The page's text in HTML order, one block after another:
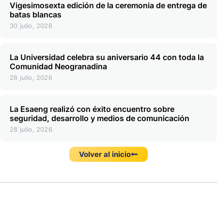
Vigesimosexta edición de la ceremonia de entrega de
batas blancas
30 julio, 2026
La Universidad celebra su aniversario 44 con toda la
Comunidad Neogranadina
28 julio, 2026
La Esaeng realizó con éxito encuentro sobre
seguridad, desarrollo y medios de comunicación
28 julio, 2026
Volver al inicio